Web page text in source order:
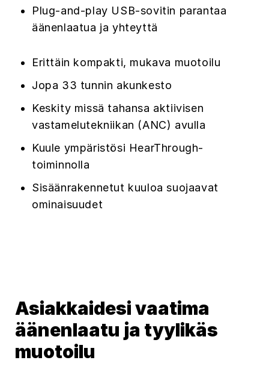
Plug-and-play USB-sovitin parantaa
äänenlaatua ja yhteyttä
Erittäin kompakti, mukava muotoilu
Jopa 33 tunnin akunkesto
Keskity missä tahansa aktiivisen
vastamelutekniikan (ANC) avulla
Kuule ympäristösi HearThrough-
toiminnolla
Sisäänrakennetut kuuloa suojaavat
ominaisuudet
Asiakkaidesi vaatima
äänenlaatu ja tyylikäs
muotoilu